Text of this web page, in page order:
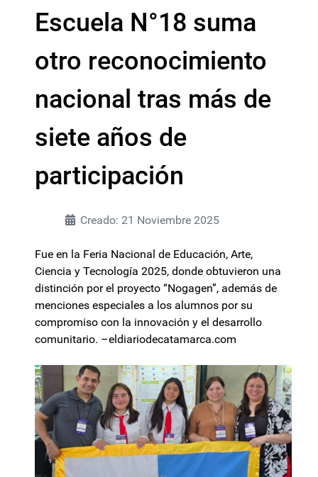
Escuela N°18 suma
otro reconocimiento
nacional tras más de
siete años de
participación
Creado: 21 Noviembre 2025
Fue en la Feria Nacional de Educación, Arte,
Ciencia y Tecnología 2025, donde obtuvieron una
distinción por el proyecto “Nogagen”, además de
menciones especiales a los alumnos por su
compromiso con la innovación y el desarrollo
comunitario. –eldiariodecatamarca.com